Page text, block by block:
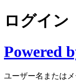
ログイン
Powered
ユーザー名または